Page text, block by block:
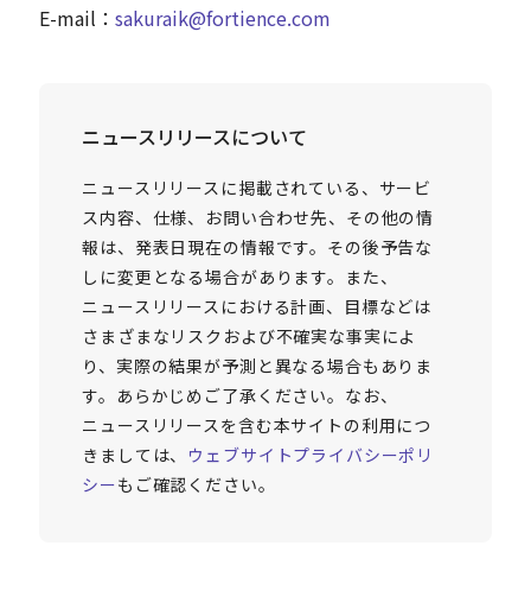
E-mail：sakuraik@fortience.com
ニュースリリースについて
ニュースリリースに掲載されている、サービ
ス内容、仕様、お問い合わせ先、その他の情
報は、発表日現在の情報です。その後予告な
しに変更となる場合があります。また、
ニュースリリースにおける計画、目標などは
さまざまなリスクおよび不確実な事実によ
り、実際の結果が予測と異なる場合もありま
す。あらかじめご了承ください。なお、
ニュースリリースを含む本サイトの利用につ
きましては、 ウェブサイトプライバシーポリ
シーもご確認ください。